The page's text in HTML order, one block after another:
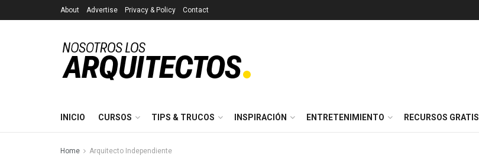
About Advertise Privacy & Policy Contact
INICIO CURSOS TIPS & TRUCOS INSPIRACIÓN ENTRETENIMIENTO RECURSOS GRATIS
Home Arquitecto Independiente